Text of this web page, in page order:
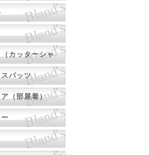
カッターシャ
パッツ
（部屋着）